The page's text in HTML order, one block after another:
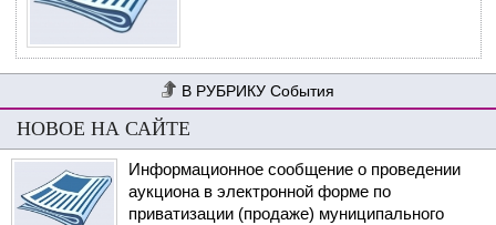
События
НОВОЕ НА САЙТЕ
Информационное сообщение о проведении
аукциона в электронной форме по
приватизации (продаже) муниципального